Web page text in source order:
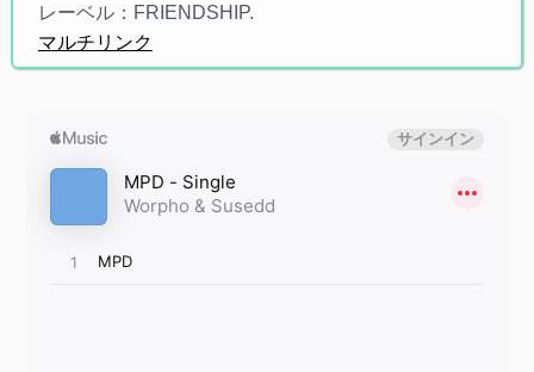
レーベル：FRIENDSHIP.
マルチリンク